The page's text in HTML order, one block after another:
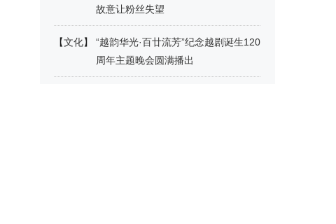
故意让粉丝失望
【文化】
“越韵华光·百廿流芳”纪念越剧诞生120
周年主题晚会圆满播出